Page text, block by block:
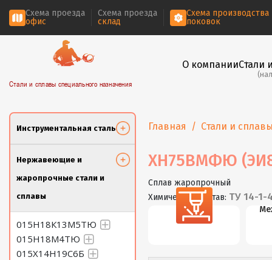
Схема проезда
офис
Схема проезда
склад
Схема производства
поковок
Стали и сплавы специального назначения
О компанииСтали
Инструментальная сталь
Нержавеющие и
жаропрочные стали и
сплавы
015Н18К13М5ТЮ
015Н18М4ТЮ
015Х14Н19С6Б
Главная Стали и
ХН75ВМФЮ
Сплав жаропрочный
Химический состав: ТУ 14-1-
Резка